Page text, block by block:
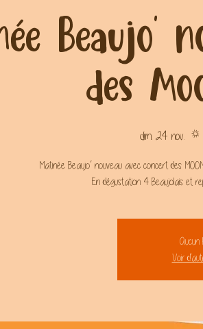
Beaujo’
des
dim. 24 nov.
  |
Matinée Beaujo’ nouveau avec concert des
En dégustation 4 Beaujolais et
Aucun
Voir